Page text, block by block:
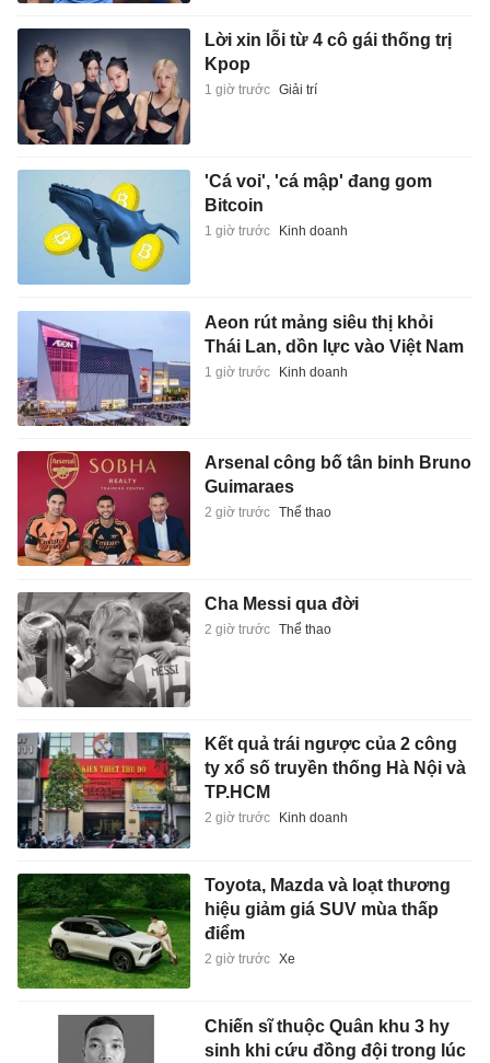
Lời xin lỗi từ 4 cô gái thống trị
Kpop
1 giờ trước Giải trí
'Cá voi', 'cá mập' đang gom
Bitcoin
1 giờ trước Kinh doanh
Aeon rút mảng siêu thị khỏi
Thái Lan, dồn lực vào Việt Nam
1 giờ trước Kinh doanh
Arsenal công bố tân binh Bruno
Guimaraes
2 giờ trước Thể thao
Cha Messi qua đời
2 giờ trước Thể thao
Kết quả trái ngược của 2 công
ty xổ số truyền thống Hà Nội và
TP.HCM
2 giờ trước Kinh doanh
Toyota, Mazda và loạt thương
hiệu giảm giá SUV mùa thấp
điểm
2 giờ trước Xe
Chiến sĩ thuộc Quân khu 3 hy
sinh khi cứu đồng đội trong lúc